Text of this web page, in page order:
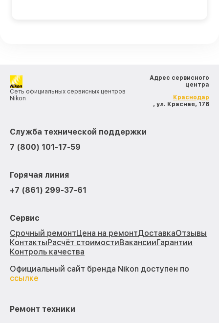
Сеть официальных сервисных центров
Nikon
Адрес сервисного
центра
Краснодар
, ул. Красная, 176
Служба технической поддержки
7 (800) 101-17-59
Горячая линия
+7 (861) 299-37-61
Сервис
Срочный ремонтЦена на ремонтДоставкаОтзывы
КонтактыРасчёт стоимостиВакансииГарантии
Контроль качества
Официальный сайт бренда Nikon доступен по
ссылке
Ремонт техники